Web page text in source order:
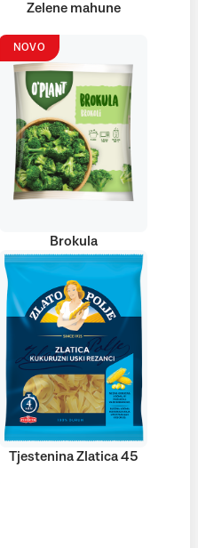
Zelene mahune
NOVO
Brokula
Tjestenina Zlatica 45